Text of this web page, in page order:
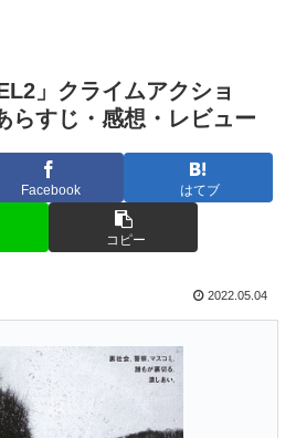
」クライムアクショ
すじ・感想・レビュー
Facebook はてブ
コピー
2022.05.04